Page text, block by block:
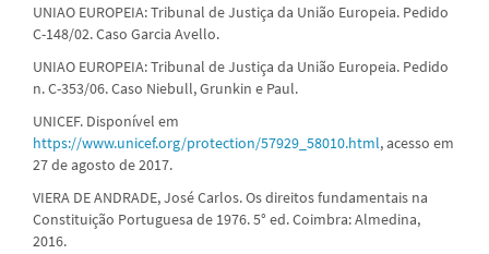
UNIAO EUROPEIA: Tribunal de Justiça da União Europeia. Pedido
C-148/02. Caso Garcia Avello.
UNIAO EUROPEIA: Tribunal de Justiça da União Europeia. Pedido
n. C-353/06. Caso Niebull, Grunkin e Paul.
UNICEF. Disponível em
https://www.unicef.org/protection/57929_58010.html, acesso em
27 de agosto de 2017.
VIERA DE ANDRADE, José Carlos. Os direitos fundamentais na
Constituição Portuguesa de 1976. 5° ed. Coimbra: Almedina,
2016.